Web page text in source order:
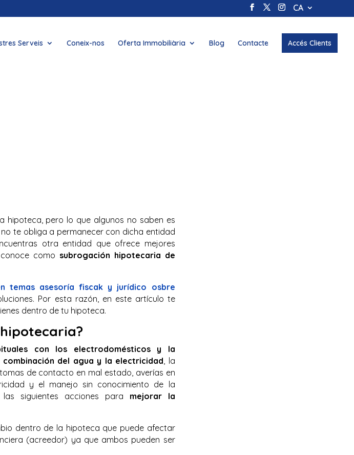
CA
Serveis Coneix-nos Oferta Immobiliària Blog Contacte Accés Clients
hipoteca, pero lo que algunos no saben es
te obliga a permanecer con dicha entidad
otra entidad que ofrece mejores
como subrogación hipotecaria de
temas asesoría fiscak y jurídico osbre
Por esta razón, en este artículo te
dentro de tu hipoteca.
con los electrodomésticos y la
combinación del agua y la electricidad, la
de contacto en mal estado, averías en
y el manejo sin conocimiento de la
siguientes acciones para mejorar la
dentro de la hipoteca que puede afectar
(acreedor) ya que ambos pueden ser